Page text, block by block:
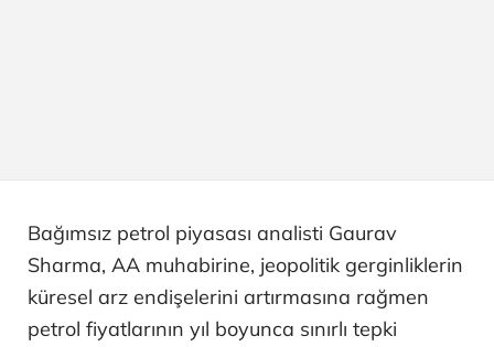
Bağımsız petrol piyasası analisti Gaurav
Sharma, AA muhabirine, jeopolitik gerginliklerin
küresel arz endişelerini artırmasına rağmen
petrol fiyatlarının yıl boyunca sınırlı tepki